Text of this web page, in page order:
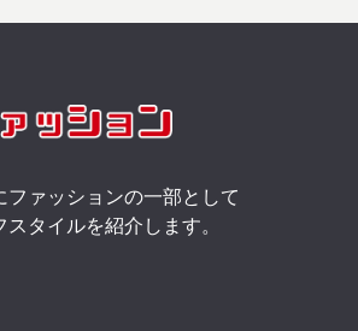
ァッションの一部として
タイルを紹介します。